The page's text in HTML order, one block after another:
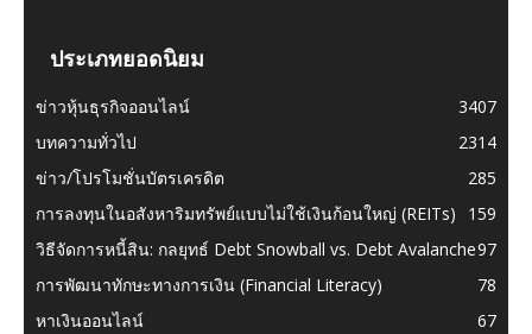
ประเภทยอดนิยม
ข่าวหุ้นธุรกิจออนไลน์
3407
บทความทั่วไป
2314
ข่าว/โปรโมชั่นบัตรเครดิต
285
การลงทุนในอสังหาริมทรัพย์แบบไม่ใช้เงินก้อนใหญ่ (REITs)
159
วิธีจัดการหนี้สิน: กลยุทธ์ Debt Snowball vs. Debt Avalanche97
การพัฒนาทักษะทางการเงิน (Financial Literacy)
78
หาเงินออนไลน์
67